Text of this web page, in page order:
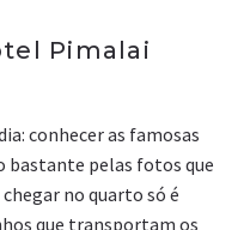
Pimalai
conhecer as famosas
bastante pelas fotos que
no quarto só é
que transportam os